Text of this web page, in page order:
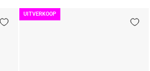
UITVERKOOP